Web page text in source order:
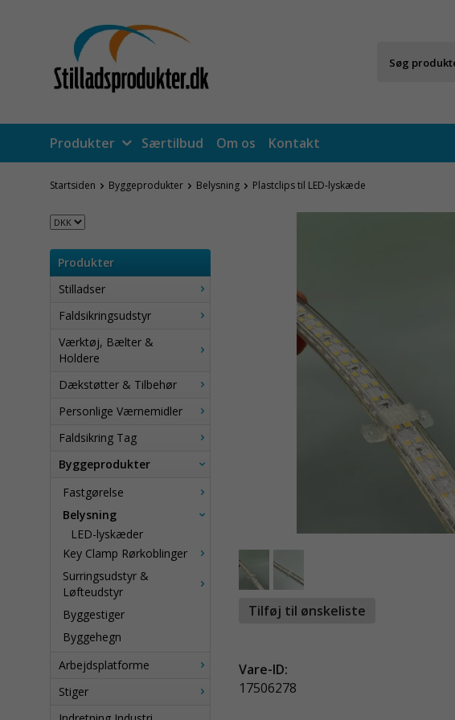
Produkter Særtilbud Om os Kontakt
Startsiden Byggeprodukter Belysning Plastclips til LED-lyskæde
Produkter
Stilladser
Faldsikringsudstyr
Værktøj, Bælter &
Holdere
Dækstøtter & Tilbehør
Personlige Værnemidler
Faldsikring Tag
Byggeprodukter
Fastgørelse
Belysning
LED-lyskæder
Key Clamp Rørkoblinger
Surringsudstyr &
Løfteudstyr
Byggestiger
Byggehegn
Arbejdsplatforme
Stiger
Tilføj til ønskeliste
Vare-ID:
17506278